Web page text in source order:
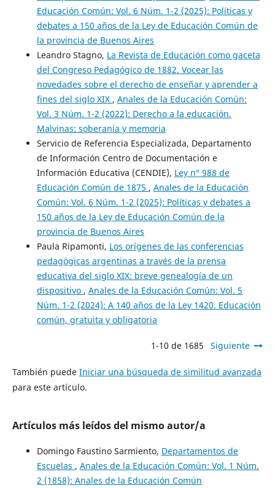
Educación Común: Vol. 6 Núm. 1-2 (2025): Políticas y
debates a 150 años de la Ley de Educación Común de
la provincia de Buenos Aires
Leandro Stagno, La Revista de Educación como gaceta
del Congreso Pedagógico de 1882. Vocear las
novedades sobre el derecho de enseñar y aprender a
fines del siglo XIX , Anales de la Educación Común:
Vol. 3 Núm. 1-2 (2022): Derecho a la educación.
Malvinas: soberanía y memoria
Servicio de Referencia Especializada, Departamento
de Información Centro de Documentación e
Información Educativa (CENDIE), Ley n° 988 de
Educación Común de 1875 , Anales de la Educación
Común: Vol. 6 Núm. 1-2 (2025): Políticas y debates a
150 años de la Ley de Educación Común de la
provincia de Buenos Aires
Paula Ripamonti, Los orígenes de las conferencias
pedagógicas argentinas a través de la prensa
educativa del siglo XIX: breve genealogía de un
dispositivo , Anales de la Educación Común: Vol. 5
Núm. 1-2 (2024): A 140 años de la Ley 1420. Educación
común, gratuita y obligatoria
1-10 de 1685 Siguiente
También puede Iniciar una búsqueda de similitud avanzada
para este artículo.
Artículos más leídos del mismo autor/a
Domingo Faustino Sarmiento, Departamentos de
Escuelas , Anales de la Educación Común: Vol. 1 Núm.
2 (1858): Anales de la Educación Común